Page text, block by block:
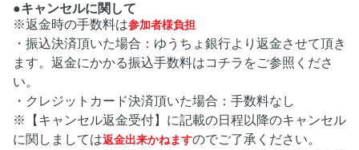
●キャンセルに関して
※返金時の手数料は参加者様負担
・振込決済頂いた場合：ゆうちょ銀行より返金させて頂き
ます。返金にかかる振込手数料はコチラをご参照くださ
い。
・クレジットカード決済頂いた場合：手数料なし
※【キャンセル返金受付】に記載の日程以降のキャンセル
に関しましては返金出来かねますのでご了承ください。